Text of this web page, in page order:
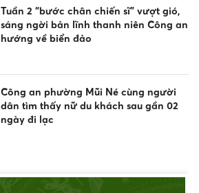
Tuần 2 “bước chân chiến sĩ” vượt gió,
sáng ngời bản lĩnh thanh niên Công an
hướng về biển đảo
Công an phường Mũi Né cùng người
dân tìm thấy nữ du khách sau gần 02
ngày đi lạc